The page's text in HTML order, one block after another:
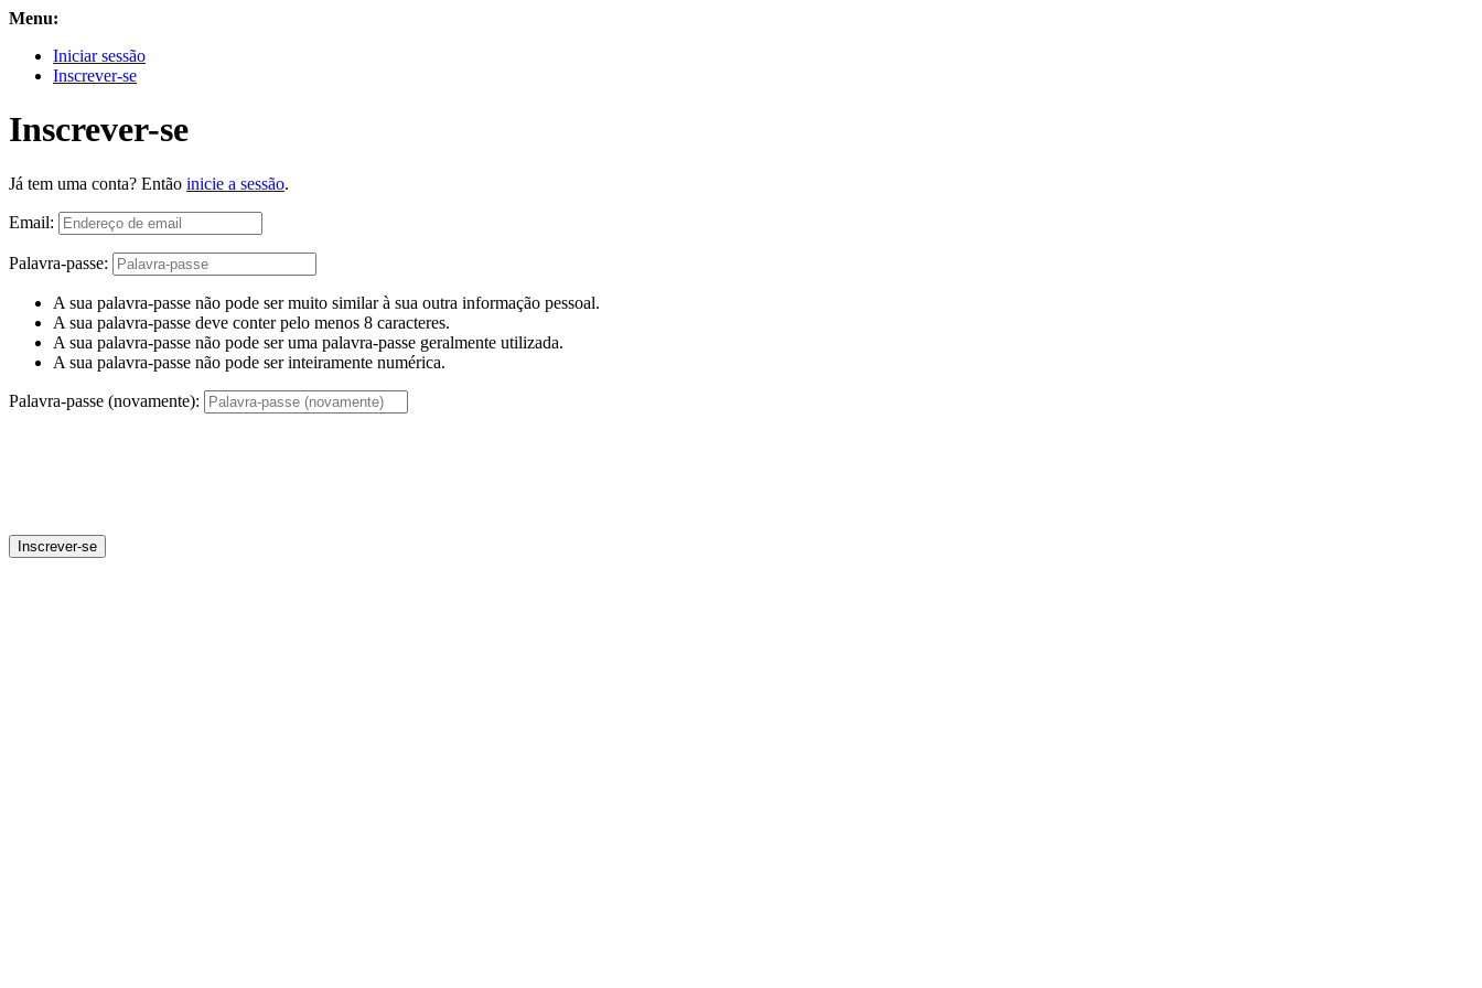
Menu:
Iniciar sessão
Inscrever-se
Inscrever-se
Já tem uma conta? Então inicie a sessão.
Email:
Palavra-passe:
A sua palavra-passe não pode ser muito similar à sua outra informação pessoal.
A sua palavra-passe deve conter pelo menos 8 caracteres.
A sua palavra-passe não pode ser uma palavra-passe geralmente utilizada.
A sua palavra-passe não pode ser inteiramente numérica.
Palavra-passe (novamente):
Inscrever-se